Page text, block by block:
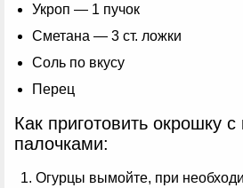
Укроп — 1 пучок
Сметана — 3 ст. ложки
Соль по вкусу
Перец
Как приготовить окрошку
палочками:
Огурцы вымойте, при